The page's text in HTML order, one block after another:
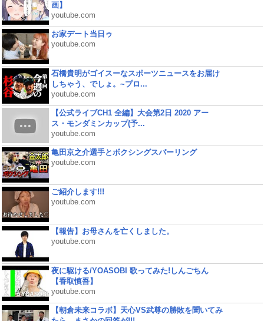
画】
youtube.com
お家デート当日ゥ
youtube.com
石橋貴明がゴイスーなスポーツニュースをお届け
しちゃう、でしょ。~プロ...
youtube.com
【公式ライブCH1 全編】大会第2日 2020 アー
ス・モンダミンカップ(予...
youtube.com
亀田京之介選手とボクシングスパーリング
youtube.com
ご紹介します!!!
youtube.com
【報告】お母さんを亡くしました。
youtube.com
夜に駆ける/YOASOBI 歌ってみた!しんごちん
【香取慎吾】
youtube.com
【朝倉未来コラボ】天心VS武尊の勝敗を聞いてみ